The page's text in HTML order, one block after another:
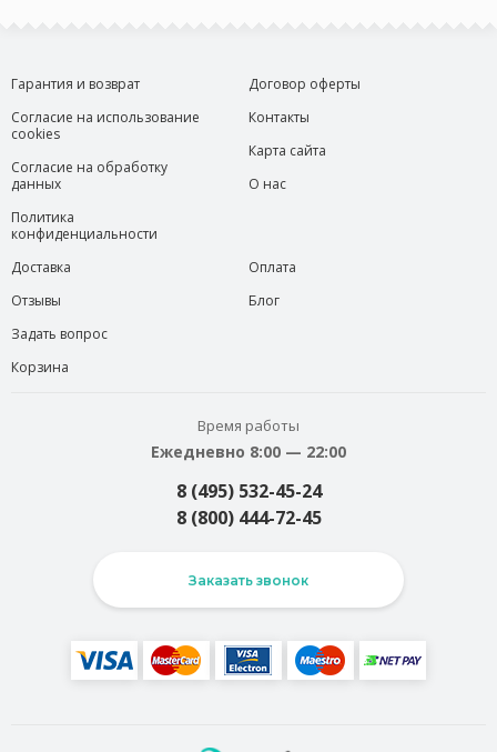
Гарантия и возврат
Согласие на использование
cookies
Согласие на обработку
данных
Политика
конфиденциальности
Договор оферты
Контакты
Карта сайта
О нас
Доставка
Отзывы
Задать вопрос
Корзина
Оплата
Блог
Время работы
Ежедневно 8:00 — 22:00
8 (495) 532-45-24
8 (800) 444-72-45
Заказать звонок